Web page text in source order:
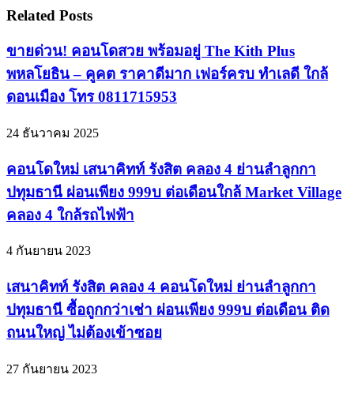
Related Posts
ขายด่วน! คอนโดสวย พร้อมอยู่ The Kith Plus
พหลโยธิน – คูคต ราคาดีมาก เฟอร์ครบ ทำเลดี ใกล้
ดอนเมือง โทร 0811715953
24 ธันวาคม 2025
คอนโดใหม่ เสนาคิทท์ รังสิต คลอง 4 ย่านลำลูกกา
ปทุมธานี ผ่อนเพียง 999บ ต่อเดือนใกล้ Market Village
คลอง 4 ใกล้รถไฟฟ้า
4 กันยายน 2023
เสนาคิทท์ รังสิต คลอง 4 คอนโดใหม่ ย่านลำลูกกา
ปทุมธานี ซื้อถูกกว่าเช่า ผ่อนเพียง 999บ ต่อเดือน ติด
ถนนใหญ่ ไม่ต้องเข้าซอย
27 กันยายน 2023